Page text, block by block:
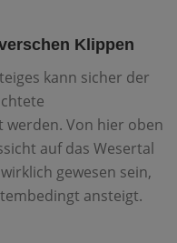
Klippen
kann sicher der
Von hier oben
auf das Wesertal
gewesen sein,
ansteigt.